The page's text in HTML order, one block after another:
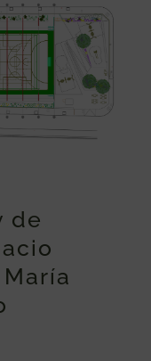
de